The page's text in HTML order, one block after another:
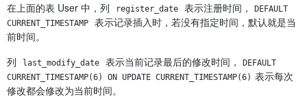
在上面的表 User 中，列 register_date 表示注册时间，
DEFAULT
CURRENT_TIMESTAMP
表示记录插入时，若没有指定时间，默认就是当
前时间。
列
last_modify_date 表示当前记录最后的修改时间，
DEFAULT
CURRENT_TIMESTAMP(6) ON UPDATE CURRENT_TIMESTAMP(6) 表示每次
修改都会修改为当前时间。